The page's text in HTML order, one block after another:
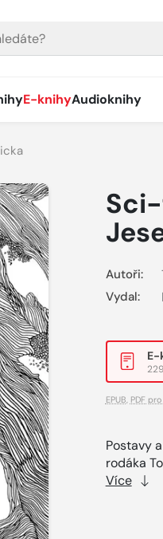
E-knihyAudioknihy
Autoři:
Vydal:
E-
EPUB PDF
Postavy
rodáka
Více